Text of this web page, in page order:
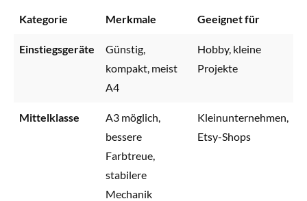
Kategorie Merkmale Geeignet für
Einstiegsgeräte
Günstig,
kompakt, meist
A4
Hobby, kleine
Projekte
Mittelklasse
A3 möglich,
bessere
Farbtreue,
stabilere
Mechanik
Kleinunternehmen,
Etsy-Shops